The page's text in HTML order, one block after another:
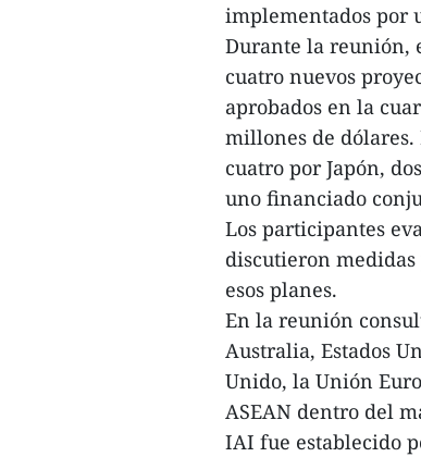
implementados por
Durante la reunión,
cuatro nuevos
aprobados en la
millones de dólares.
cuatro por Japón,
uno financiado
Los participantes
discutieron
esos planes.
En la reunión
Australia, Estados
Unido, la Unión
ASEAN dentro del
IAI fue establecido